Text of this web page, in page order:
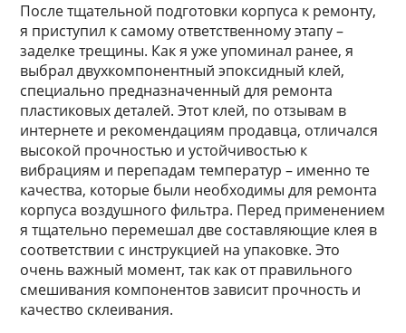
После тщательной подготовки корпуса к ремонту,
я приступил к самому ответственному этапу –
заделке трещины. Как я уже упоминал ранее, я
выбрал двухкомпонентный эпоксидный клей,
специально предназначенный для ремонта
пластиковых деталей. Этот клей, по отзывам в
интернете и рекомендациям продавца, отличался
высокой прочностью и устойчивостью к
вибрациям и перепадам температур – именно те
качества, которые были необходимы для ремонта
корпуса воздушного фильтра. Перед применением
я тщательно перемешал две составляющие клея в
соответствии с инструкцией на упаковке. Это
очень важный момент, так как от правильного
смешивания компонентов зависит прочность и
качество склеивания.